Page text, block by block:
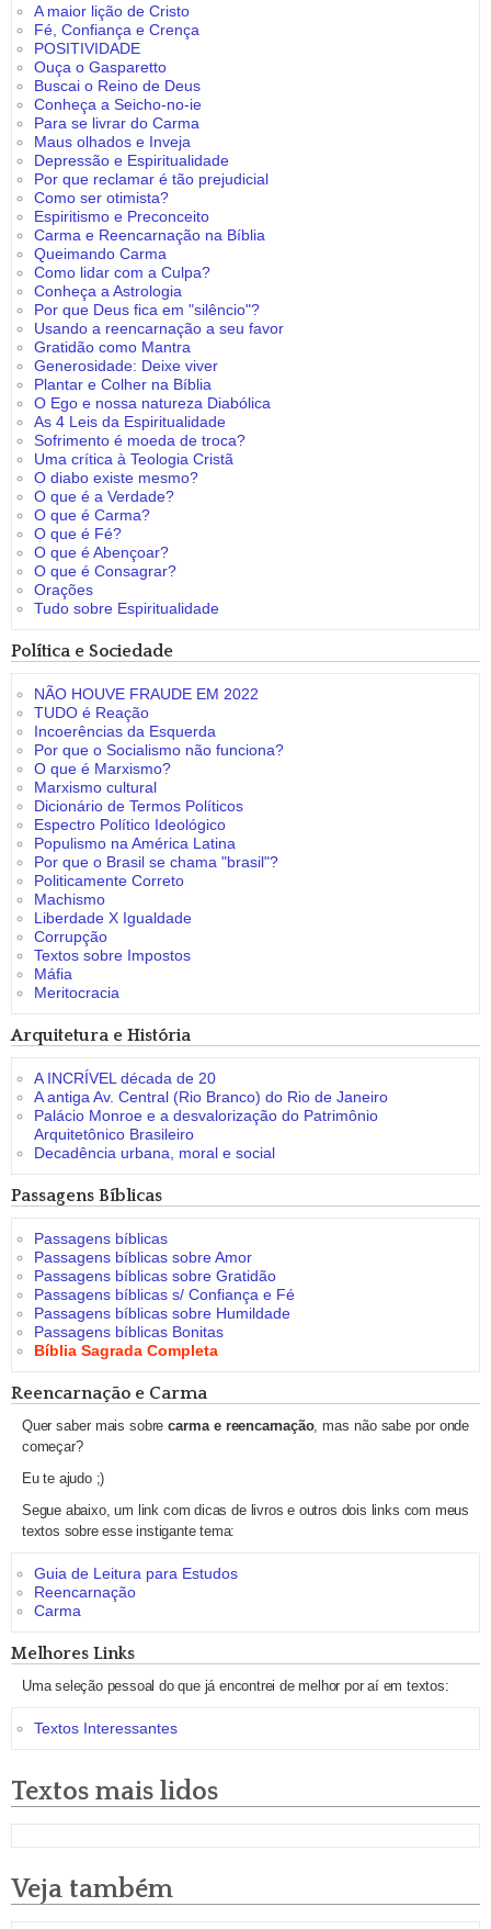
A maior lição de Cristo
Fé, Confiança e Crença
POSITIVIDADE
Ouça o Gasparetto
Buscai o Reino de Deus
Conheça a Seicho-no-ie
Para se livrar do Carma
Maus olhados e Inveja
Depressão e Espiritualidade
Por que reclamar é tão prejudicial
Como ser otimista?
Espiritismo e Preconceito
Carma e Reencarnação na Bíblia
Queimando Carma
Como lidar com a Culpa?
Conheça a Astrologia
Por que Deus fica em "silêncio"?
Usando a reencarnação a seu favor
Gratidão como Mantra
Generosidade: Deixe viver
Plantar e Colher na Bíblia
O Ego e nossa natureza Diabólica
As 4 Leis da Espiritualidade
Sofrimento é moeda de troca?
Uma crítica à Teologia Cristã
O diabo existe mesmo?
O que é a Verdade?
O que é Carma?
O que é Fé?
O que é Abençoar?
O que é Consagrar?
Orações
Tudo sobre Espiritualidade
Política e Sociedade
NÃO HOUVE FRAUDE EM 2022
TUDO é Reação
Incoerências da Esquerda
Por que o Socialismo não funciona?
O que é Marxismo?
Marxismo cultural
Dicionário de Termos Políticos
Espectro Político Ideológico
Populismo na América Latina
Por que o Brasil se chama "brasil"?
Politicamente Correto
Machismo
Liberdade X Igualdade
Corrupção
Textos sobre Impostos
Máfia
Meritocracia
Arquitetura e História
A INCRÍVEL década de 20
A antiga Av. Central (Rio Branco) do Rio de Janeiro
Palácio Monroe e a desvalorização do Patrimônio
Arquitetônico Brasileiro
Decadência urbana, moral e social
Passagens Bíblicas
Passagens bíblicas
Passagens bíblicas sobre Amor
Passagens bíblicas sobre Gratidão
Passagens bíblicas s/ Confiança e Fé
Passagens bíblicas sobre Humildade
Passagens bíblicas Bonitas
Bíblia Sagrada Completa
Reencarnação e Carma
Quer saber mais sobrecarma e reencarnação, mas não sabe por onde
começar?
Eu te ajudo ;)
Segue abaixo, um link com dicas de livros e outros dois links com meus
textos sobre esse instigante tema:
Guia de Leitura para Estudos
Reencarnação
Carma
Melhores Links
Uma seleção pessoal do que já encontrei de melhor por aí em textos:
Textos Interessantes
Textos mais lidos
Veja também